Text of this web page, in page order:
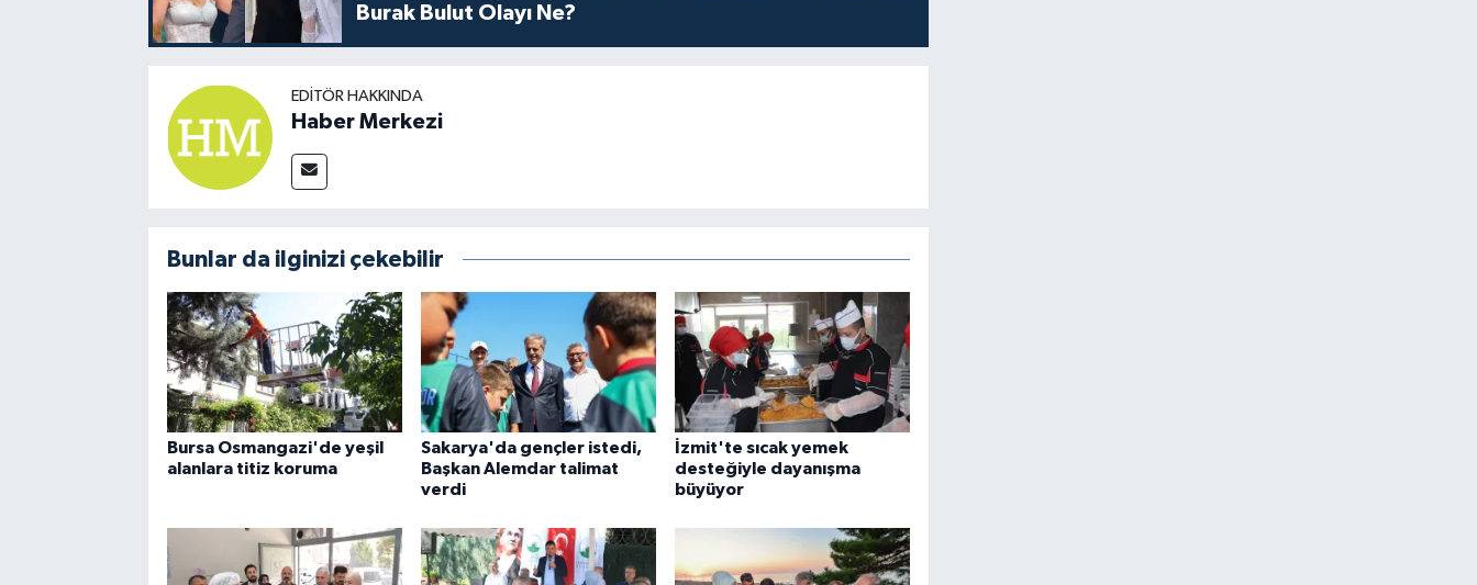
Burak Bulut Olayı Ne?
EDITÖR HAKKINDA
Haber Merkezi
Bunlar da ilginizi çekebilir
Bursa Osmangazi'de yeşil
alanlara titiz koruma
Sakarya'da gençler istedi,
Başkan Alemdar talimat
verdi
İzmit'te sıcak yemek
desteğiyle dayanışma
büyüyor